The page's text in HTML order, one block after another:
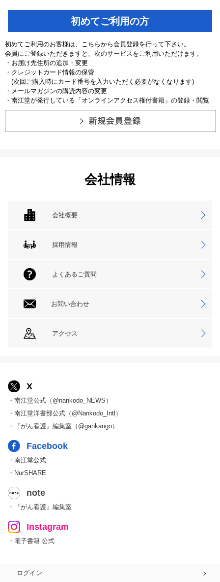
初めてご利用の方
初めてご利用のお客様は、こちらから会員登録を行って下さい。
会員にご登録いただきますと、次のサービスをご利用いただけます。
・お届け先住所の追加・変更
・クレジットカード情報の保管
(次回ご購入時にカード番号を入力いただく必要がなくなります)
・メールマガジンの購読内容の変更
・南江堂が発行している「オンラインアクセス権付書籍」の登録・閲覧
会社情報
会社概要
採用情報
よくあるご質問
お問い合わせ
アクセス
X
・南江堂公式（@nankodo_NEWS）
・南江堂洋書部公式（@Nankodo_Intl）
・『がん看護』編集室（@gankango）
Facebook
・南江堂公式
・NurSHARE
note
・『がん看護』編集室
Instagram
・電子書籍 公式
ログイン